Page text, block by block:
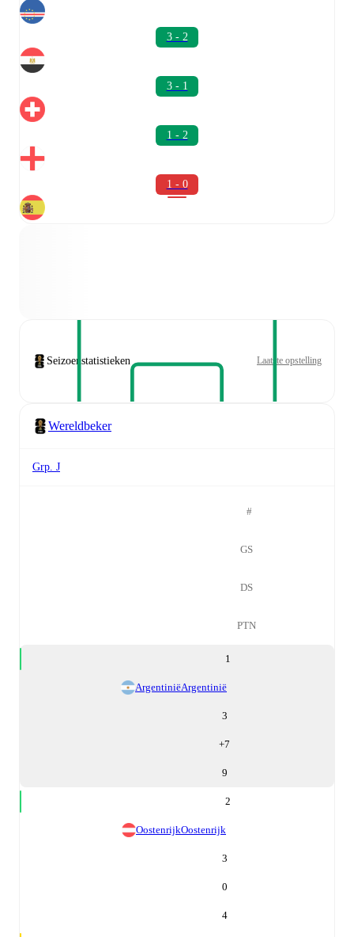
3 - 2
3 - 1
1 - 2
1 - 0
Seizoenstatistieken Laatste opstelling
Wereldbeker
Grp. J
#
GS
DS
PTN
1
ArgentiniëArgentinië
3
+7
9
2
OostenrijkOostenrijk
3
0
4